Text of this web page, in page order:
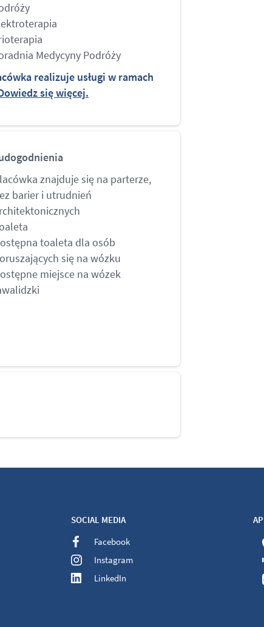
Medycyny Podróży
realizuje usługi w ramach
się więcej.
znajduje się na parterze,
barier i utrudnień
toaleta dla osób
się na wózku
miejsce na wózek
SOCIAL MEDIA
Facebook
Instagram
LinkedIn